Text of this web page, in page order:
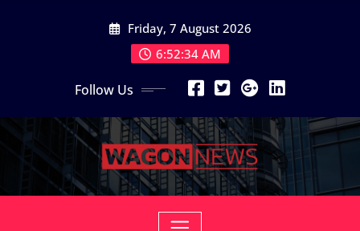
Friday, 7 August 2026
6:52:35 AM
Follow Us